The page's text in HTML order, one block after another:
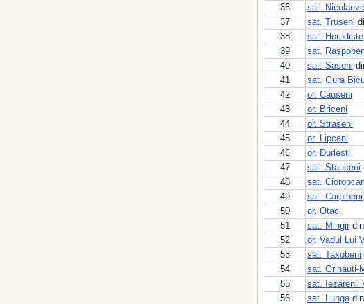
36
sat.
37
sat. Truseni
38
sat. Horodiste
39
sat.
40
sat. Saseni
41
sat. Gura
42
or. Causeni
43
or. Briceni
44
or. Straseni
45
or. Lipcani
46
or. Durlesti
47
sat. Stauceni
48
sat.
49
sat. Carpineni
50
or. Otaci
51
sat. Mingir din
52
or. Vadul Lui
53
sat. Taxobeni
54
sat. Grinauti-
55
sat. Iezarenii
56
sat. Lungadin